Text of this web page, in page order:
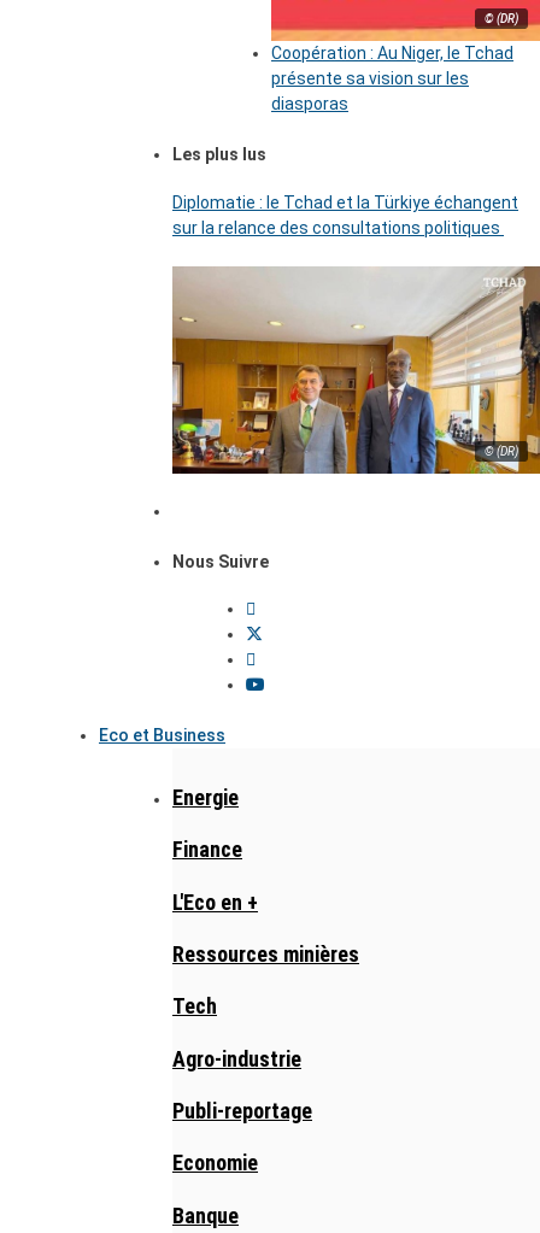
© (DR)
Coopération : Au Niger, le Tchad
présente sa vision sur les
diasporas
Les plus lus
Diplomatie : le Tchad et la Türkiye échangent
sur la relance des consultations politiques
© (DR)
Nous Suivre
Eco et Business
Energie
Finance
L'Eco en +
Ressources minières
Tech
Agro-industrie
Publi-reportage
Economie
Banque